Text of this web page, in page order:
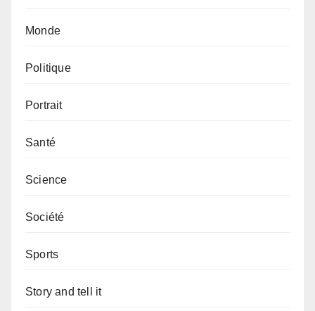
Monde
Politique
Portrait
Santé
Science
Société
Sports
Story and tell it